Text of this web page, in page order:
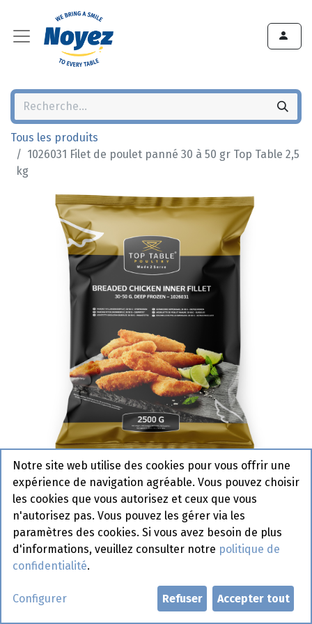
Tous les produits
1026031 Filet de poulet panné 30 à 50 gr Top Table 2,5
kg
1026031 Filet de poulet panné
30 à 50 gr Top Table 2,5 kg
Actif
Demander un compte
Notre site web utilise des cookies pour vous offrir une
expérience de navigation agréable. Vous pouvez choisir
les cookies que vous autorisez et ceux que vous
n'autorisez pas. Vous pouvez les gérer via les
paramètres des cookies. Si vous avez besoin de plus
d'informations, veuillez consulter notre politique de
confidentialité.
Configurer Refuser Accepter tout